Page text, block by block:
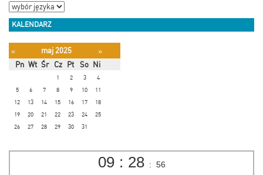
KALENDARZ
« maj 2025
»
Pn Wt Śr Cz Pt So Ni
1 2 3
4
5
6 7 8 9 10
11
12
13 14 15 16 17
18
19
20 21 22 23 24
25
26
27 28 29 30 31
09 : 28 : 57